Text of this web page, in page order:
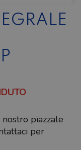
piazzale
per